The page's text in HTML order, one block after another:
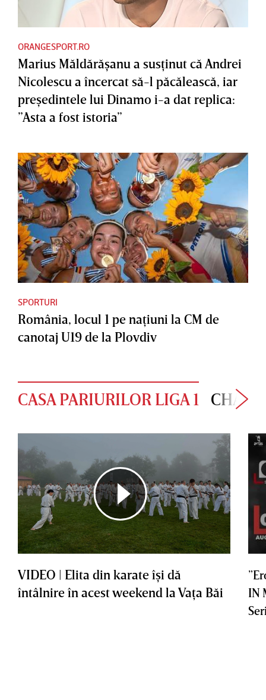
ORANGESPORT.RO
Marius Măldărăşanu a susţinut că Andrei
Nicolescu a încercat să-l păcălească, iar
preşedintele lui Dinamo i-a dat replica:
”Asta a fost istoria”
SPORTURI
România, locul 1 pe naţiuni la CM de
canotaj U19 de la Plovdiv
CASA PARIURILOR LIGA 1
VIDEO | Elita din karate îşi dă
întâlnire în acest weekend la Vaţa Băi
IN